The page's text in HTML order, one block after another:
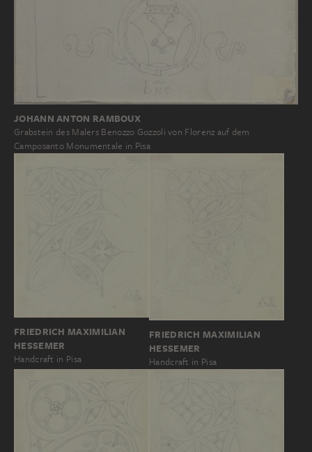
JOHANN ANTON RAMBOUX
Grabstein des Malers Benozzo Gozzoli von Florenz auf dem
Camposanto Monumentale in Pisa
FRIEDRICH MAXIMILIAN
HESSEMER
Handcraft in Pisa
FRIEDRICH MAXIMILIAN
HESSEMER
Handcraft in Pisa